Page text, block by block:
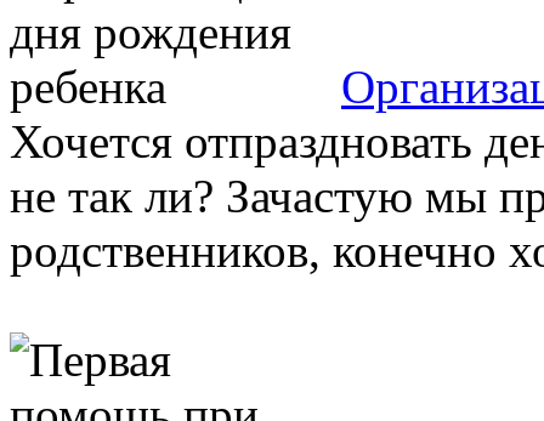
Хочется отпраздновать
не так ли? Зачастую мы
родственников, конечно